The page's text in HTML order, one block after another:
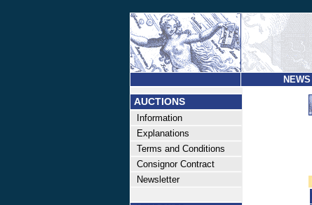
NEWS
AUCTIONS
Information
Explanations
Terms and Conditions
Consignor Contract
Newsletter